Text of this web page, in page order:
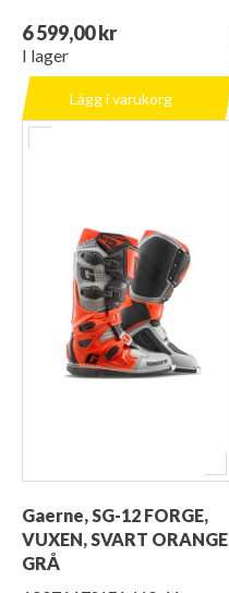
6 599,00 kr
I lager
Lägg i varukorg
Gaerne, SG-12 FORGE,
VUXEN, SVART ORANGE
GRÅ